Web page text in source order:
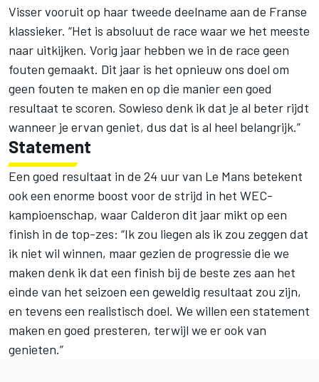
Visser vooruit op haar tweede deelname aan de Franse
klassieker. “Het is absoluut de race waar we het meeste
naar uitkijken. Vorig jaar hebben we in de race geen
fouten gemaakt. Dit jaar is het opnieuw ons doel om
geen fouten te maken en op die manier een goed
resultaat te scoren. Sowieso denk ik dat je al beter rijdt
wanneer je ervan geniet, dus dat is al heel belangrijk.”
Statement
Een goed resultaat in de 24 uur van Le Mans betekent
ook een enorme boost voor de strijd in het WEC-
kampioenschap, waar Calderon dit jaar mikt op een
finish in de top-zes: “Ik zou liegen als ik zou zeggen dat
ik niet wil winnen, maar gezien de progressie die we
maken denk ik dat een finish bij de beste zes aan het
einde van het seizoen een geweldig resultaat zou zijn,
en tevens een realistisch doel. We willen een statement
maken en goed presteren, terwijl we er ook van
genieten.”